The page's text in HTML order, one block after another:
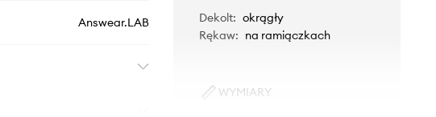
Answear.LAB Dekolt: okrągły
Rękaw: na ramiączkach
WYMIARY